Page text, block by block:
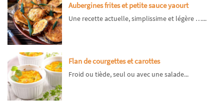
Aubergines frites et petite sauce yaourt
Une recette actuelle, simplissime et légère …...
Flan de courgettes et carottes
Froid ou tiède, seul ou avec une salade...